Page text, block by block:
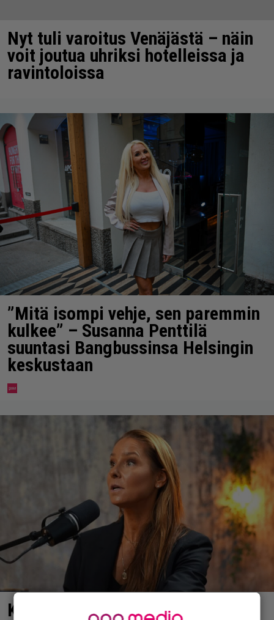
Nyt tuli varoitus Venäjästä – näin
voit joutua uhriksi hotelleissa ja
ravintoloissa
”Mitä isompi vehje, sen paremmin
kulkee” – Susanna Penttilä
suuntasi Bangbussinsa Helsingin
keskustaan
Karita Tykän ja Sami Saikkosen